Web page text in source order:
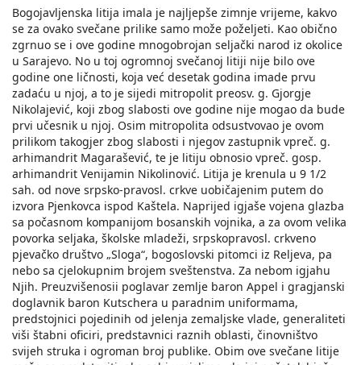
Bogojavljenska litija imala je najljepše zimnje vrijeme, kakvo
se za ovako svečane prilike samo može poželjeti. Kao obično
zgrnuo se i ove godine mnogobrojan seljački narod iz okolice
u Sarajevo. No u toj ogromnoj svečanoj litiji nije bilo ove
godine one ličnosti, koja već desetak godina imade prvu
zadaću u njoj, a to je sijedi mitropolit preosv. g. Gjorgje
Nikolajević, koji zbog slabosti ove godine nije mogao da bude
prvi učesnik u njoj. Osim mitropolita odsustvovao je ovom
prilikom takogjer zbog slabosti i njegov zastupnik vpreč. g.
arhimandrit Magarašević, te je litiju obnosio vpreč. gosp.
arhimandrit Venijamin Nikolinović. Litija je krenula u 9 1/2
sah. od nove srpsko-pravosl. crkve uobičajenim putem do
izvora Pjenkovca ispod Kaštela. Naprijed igjaše vojena glazba
sa počasnom kompanijom bosanskih vojnika, a za ovom velika
povorka seljaka, školske mladeži, srpskopravosl. crkveno
pjevačko društvo „Sloga“, bogoslovski pitomci iz Reljeva, pa
nebo sa cjelokupnim brojem sveštenstva. Za nebom igjahu
Njih. Preuzvišenosii poglavar zemlje baron Appel i gragjanski
doglavnik baron Kutschera u paradnim uniformama,
predstojnici pojedinih od jelenja zemaljske vlade, generaliteti
viši štabni oficiri, predstavnici raznih oblasti, činovništvo
svijeh struka i ogroman broj publike. Obim ove svečane litije